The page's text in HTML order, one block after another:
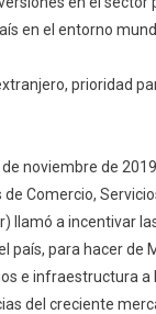
en el entorno
prioridad
noviembre de
Comercio,
llamó a incentivar
país, para hacer de
e infraestructura a
del creciente